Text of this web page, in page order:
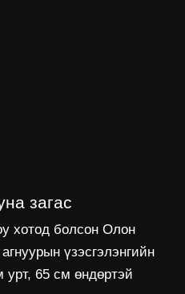
загас
хотод болсон Олон
үзэсгэлэнгийн
урт, 65 см өндөртэй